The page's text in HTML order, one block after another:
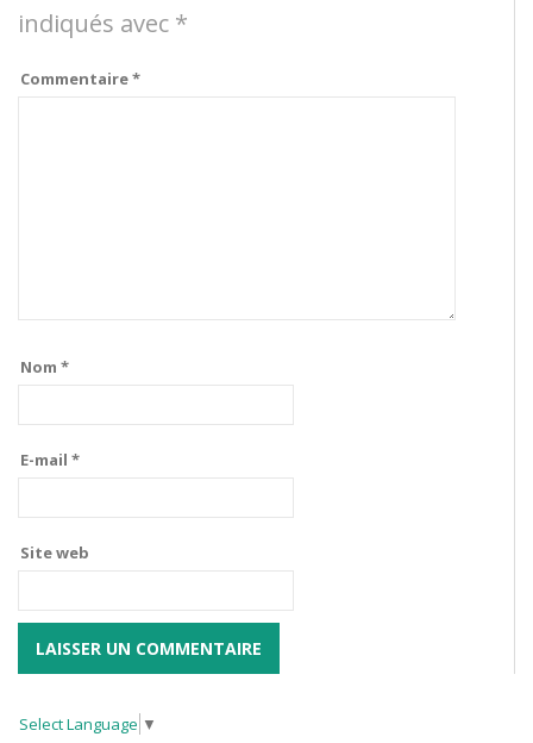
indiqués avec *
Commentaire*
Nom *
E-mail *
Site web
Select Language ▼